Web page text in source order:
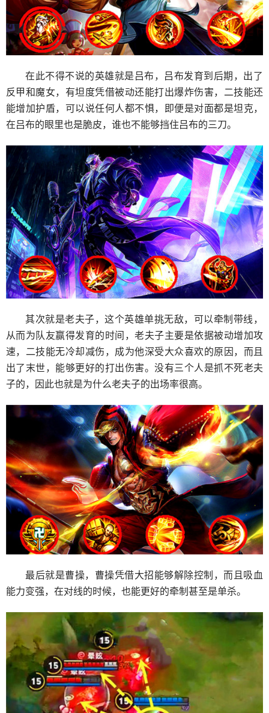
在此不得不说的英雄就是吕布，吕布发育到后期，出了
反甲和魔女，有坦度凭借被动还能打出爆炸伤害，二技能还
能增加护盾，可以说任何人都不惧，即便是对面都是坦克，
在吕布的眼里也是脆皮，谁也不能够挡住吕布的三刀。
其次就是老夫子，这个英雄单挑无敌，可以牵制带线，
从而为队友赢得发育的时间，老夫子主要是依据被动增加攻
速，二技能无冷却减伤，成为他深受大众喜欢的原因，而且
出了末世，能够更好的打出伤害。没有三个人是抓不死老夫
子的，因此也就是为什么老夫子的出场率很高。
最后就是曹操，曹操凭借大招能够解除控制，而且吸血
能力变强，在对线的时候，也能更好的牵制甚至是单杀。